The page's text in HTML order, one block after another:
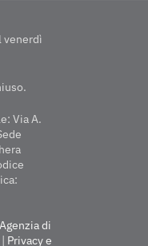
venerdì
Via A.
Agenzia di
| Privacy e